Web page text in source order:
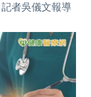
者吳儀文報導